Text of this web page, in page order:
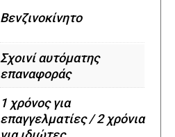
Βενζινοκίνητο
Σχοινί αυτόματης
επαναφοράς
1 χρόνος για
επαγγελματίες / 2 χρόνια